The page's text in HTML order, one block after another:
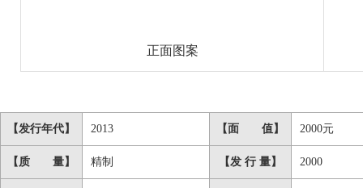
正面图案
【发行年代】 2013 【面 值】 2000元
【质 量】 精制 【发 行 量】 2000